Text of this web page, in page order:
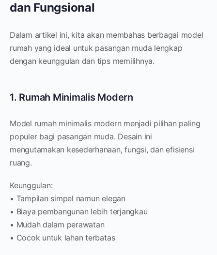
dan Fungsional
Dalam artikel ini, kita akan membahas berbagai model
rumah yang ideal untuk pasangan muda lengkap
dengan keunggulan dan tips memilihnya.
1. Rumah Minimalis Modern
Model rumah minimalis modern menjadi pilihan paling
populer bagi pasangan muda. Desain ini
mengutamakan kesederhanaan, fungsi, dan efisiensi
ruang.
Keunggulan:
• Tampilan simpel namun elegan
• Biaya pembangunan lebih terjangkau
• Mudah dalam perawatan
• Cocok untuk lahan terbatas